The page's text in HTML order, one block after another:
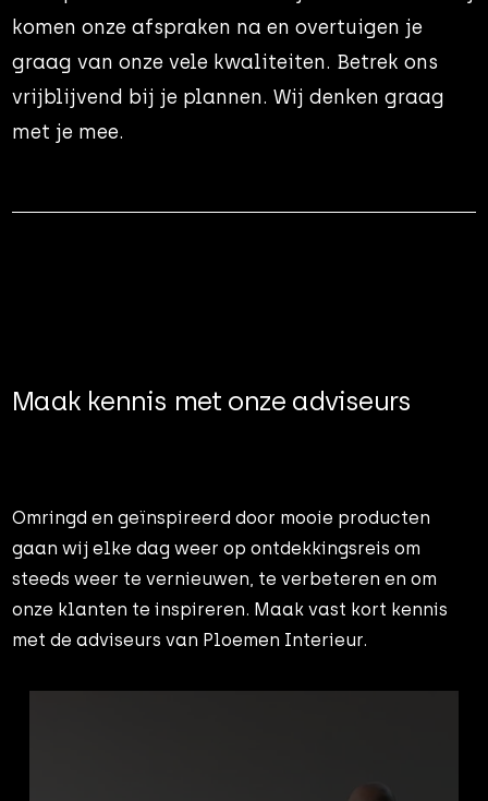
komen onze afspraken na en overtuigen je
graag van onze vele kwaliteiten. Betrek ons
vrijblijvend bij je plannen. Wij denken graag
met je mee.
Maak kennis met onze adviseurs
Omringd en geïnspireerd door mooie producten
gaan wij elke dag weer op ontdekkingsreis om
steeds weer te vernieuwen, te verbeteren en om
onze klanten te inspireren. Maak vast kort kennis
met de adviseurs van Ploemen Interieur.